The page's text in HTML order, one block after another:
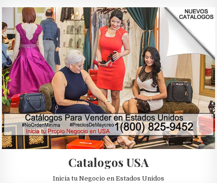
Catalogos USA
Inicia tu Negocio en Estados Unidos